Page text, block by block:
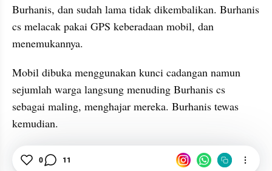
Burhanis, dan sudah lama tidak dikembalikan. Burhanis
cs melacak pakai GPS keberadaan mobil, dan
menemukannya.
Mobil dibuka menggunakan kunci cadangan namun
sejumlah warga langsung menuding Burhanis cs
sebagai maling, menghajar mereka. Burhanis tewas
kemudian.
Sukolilo Pati
0 11